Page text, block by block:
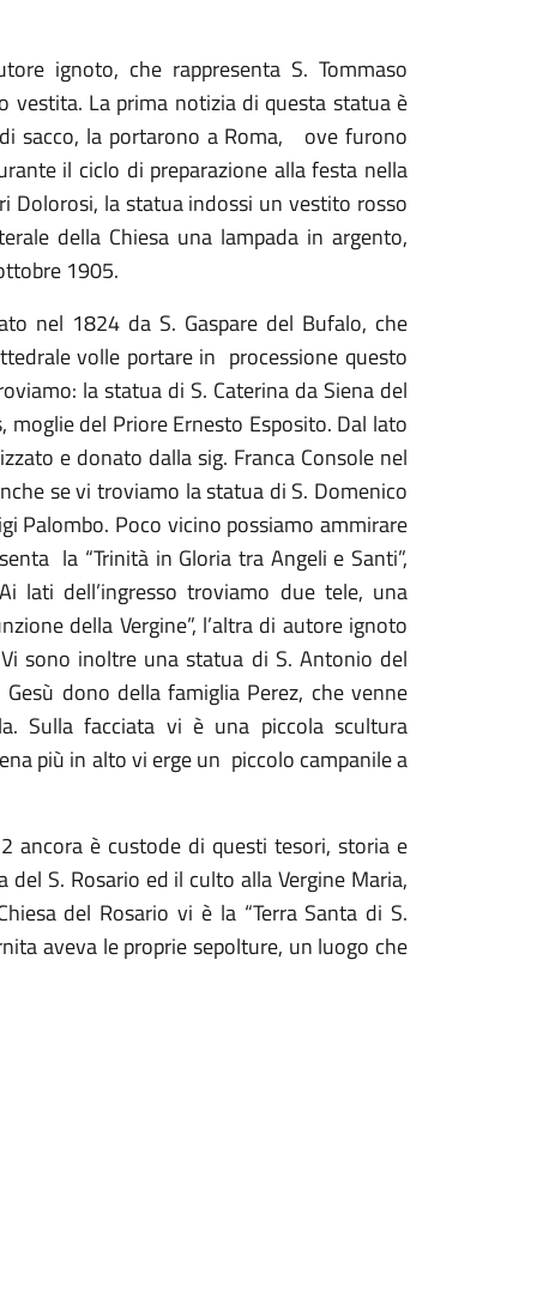
ignoto, che rappresenta S. Tommaso
vestita. La prima notizia di questa statua è
sacco, la portarono a Roma, ove furono
il ciclo di preparazione alla festa nella
Dolorosi, la statua indossi un vestito rosso
della Chiesa una lampada in argento,
1905.
nel 1824 da S. Gaspare del Bufalo, che
volle portare in processione questo
la statua di S. Caterina da Siena del
del Priore Ernesto Esposito. Dal lato
e donato dalla sig. Franca Console nel
se vi troviamo la statua di S. Domenico
Palombo. Poco vicino possiamo ammirare
la “Trinità in Gloria tra Angeli e Santi”,
dell’ingresso troviamo due tele, una
della Vergine”, l’altra di autore ignoto
sono inoltre una statua di S. Antonio del
dono della famiglia Perez, che venne
Sulla facciata vi è una piccola scultura
più in alto vi erge un piccolo campanile a
ancora è custode di questi tesori, storia e
S. Rosario ed il culto alla Vergine Maria,
del Rosario vi è la “Terra Santa di S.
aveva le proprie sepolture, un luogo che